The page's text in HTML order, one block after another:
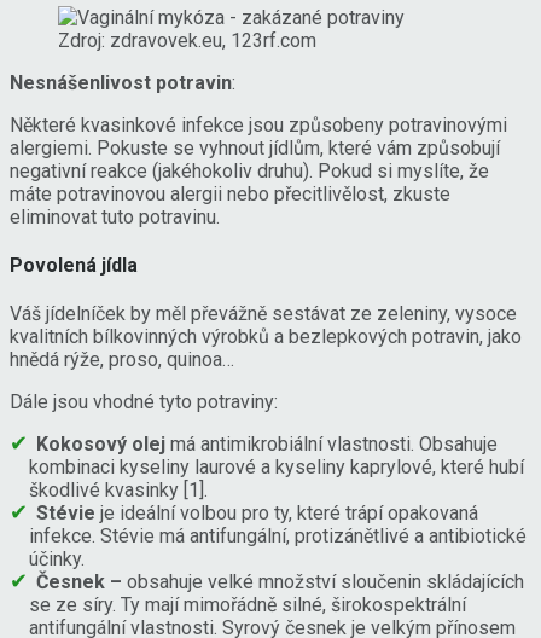
Zdroj: zdravovek.eu, 123rf.com
Nesnášenlivost potravin:
Některé kvasinkové infekce jsou způsobeny potravinovými
alergiemi. Pokuste se vyhnout jídlům, které vám způsobují
negativní reakce (jakéhokoliv druhu). Pokud si myslíte, že
máte potravinovou alergii nebo přecitlivělost, zkuste
eliminovat tuto potravinu.
Povolená jídla
Váš jídelníček by měl převážně sestávat ze zeleniny, vysoce
kvalitních bílkovinných výrobků a bezlepkových potravin, jako
hnědá rýže, proso, quinoa…
Dále jsou vhodné tyto potraviny:
Kokosový olej má antimikrobiální vlastnosti. Obsahuje
kombinaci kyseliny laurové a kyseliny kaprylové, které hubí
škodlivé kvasinky [1].
Stévie je ideální volbou pro ty, které trápí opakovaná
infekce. Stévie má antifungální, protizánětlivé a antibiotické
účinky.
Česnek – obsahuje velké množství sloučenin skládajících
se ze síry. Ty mají mimořádně silné, širokospektrální
antifungální vlastnosti. Syrový česnek je velkým přínosem